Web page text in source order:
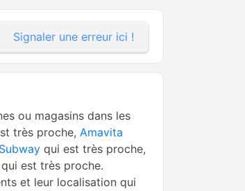
Signaler une erreur ici !
ou magasins dans les
très proche, Amavita
Subway qui est très proche,
qui est très proche.
et leur localisation qui